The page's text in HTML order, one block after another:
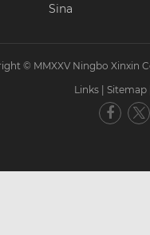
Sina
© MMXXV Ningbo Xinxin
Links
Sitemap